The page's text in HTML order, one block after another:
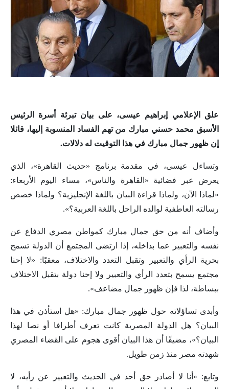
علق الإعلامي إبراهيم عيسى، على بيان تبرئة أسرة الرئيس
الأسبق محمد حسني مبارك من تهم الفساد المنسوبة إليها، قائلا
إن ظهور جمال مبارك في هذا التوقيت له دلالات.
وتساءل عيسى، في مقدمة برنامج «حديث القاهرة»، الذي
يعرض عبر فضائية «القاهرة والناس»، مساء اليوم الأربعاء:
«لماذا الآن، ولماذا قراءة البيان باللغة الإنجليزية؟ ولماذا خصص
رسالته العاطفية لوالده الراحل باللغة العربية؟».
وأضاف أنه من حق جمال مبارك كمواطن مصري الدفاع عن
نفسه والتعبير عما بداخله، إذا ارتضى المجتمع أن الدولة تسمح
بحرية الرأي والتعبير وتقبل التعدد والاختلاف، معقبًا: «لا إحنا
مجتمع يسمح بتعدد الرأي والتعبير ولا إحنا دولة بتقبل الاختلاف
ببساطة، لذا فإن ظهور جمال مضاعف».
وأبدى تساؤلاته حول ظهور جمال مبارك: «هل استأذن في هذا
البيان؟ هل الدولة المصرية كانت تعرف أطرافا أو نصا لهذا
البيان؟»، مضيفًا أن هذا البيان أقوى هجوم على القضاء المصري
شهدته مصر منذ زمن طويل.
وتابع: «أنا لا أصادر حق أحد في الحديث والتعبير عن رأيه، لا